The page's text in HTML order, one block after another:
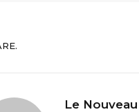
Le